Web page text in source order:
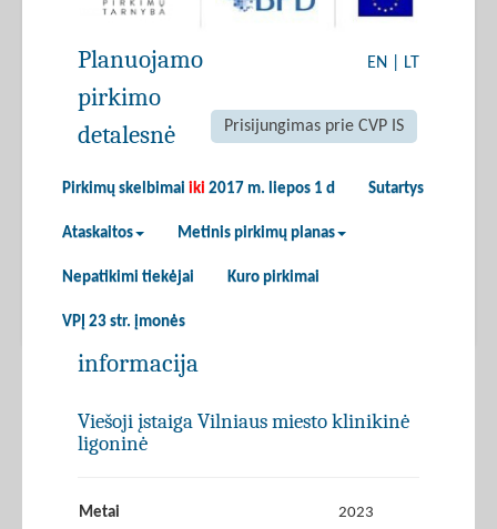
EN LT
Prisijungimas prie CVP IS
Pirkimų skelbimai iki 2017 m. liepos 1 d Sutartys
Ataskaitos Metinis pirkimų planas
Nepatikimi tiekėjai Kuro pirkimai
VPĮ 23 str. įmonės
Planuojamo
pirkimo
detalesnė
informacija
Viešoji įstaiga Vilniaus miesto klinikinė
ligoninė
Metai 2023